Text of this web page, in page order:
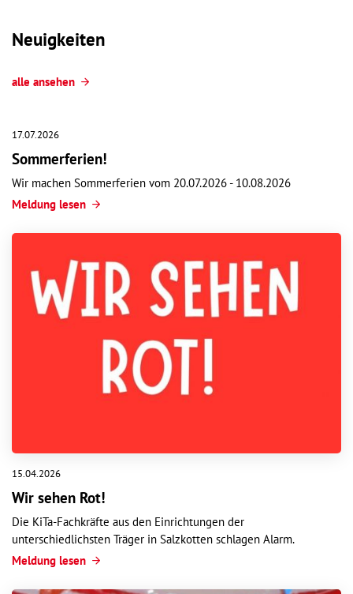
Neuigkeiten
alle ansehen
17.07.2026
Sommerferien!
Wir machen Sommerferien vom 20.07.2026 - 10.08.2026
Meldung lesen
15.04.2026
Wir sehen Rot!
Die KiTa-Fachkräfte aus den Einrichtungen der
unterschiedlichsten Träger in Salzkotten schlagen Alarm.
Meldung lesen